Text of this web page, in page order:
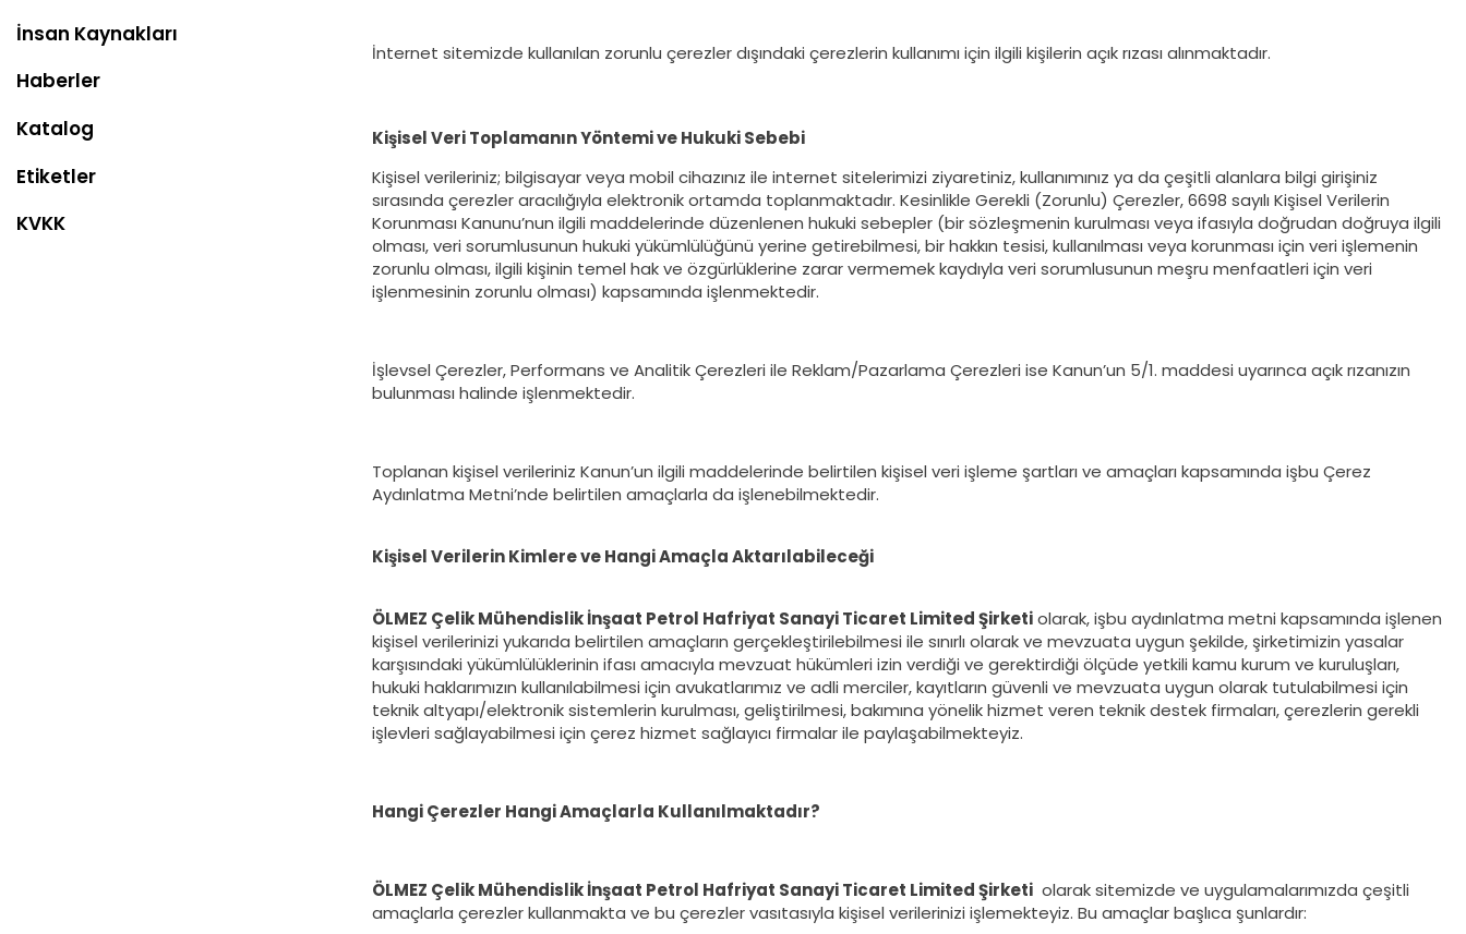
İnsan Kaynakları
Haberler
Katalog
Etiketler
KVKK
İnternet sitemizde kullanılan zorunlu çerezler dışındaki çerezlerin kullanımı için ilgili kişilerin açık rızası alınmaktadır.
Kişisel Veri Toplamanın Yöntemi ve Hukuki Sebebi
Kişisel verileriniz; bilgisayar veya mobil cihazınız ile internet sitelerimizi ziyaretiniz, kullanımınız ya da çeşitli alanlara bilgi girişiniz
sırasında çerezler aracılığıyla elektronik ortamda toplanmaktadır. Kesinlikle Gerekli (Zorunlu) Çerezler, 6698 sayılı Kişisel Verilerin
Korunması Kanunu’nun ilgili maddelerinde düzenlenen hukuki sebepler (bir sözleşmenin kurulması veya ifasıyla doğrudan doğruya ilgili
olması, veri sorumlusunun hukuki yükümlülüğünü yerine getirebilmesi, bir hakkın tesisi, kullanılması veya korunması için veri işlemenin
zorunlu olması, ilgili kişinin temel hak ve özgürlüklerine zarar vermemek kaydıyla veri sorumlusunun meşru menfaatleri için veri
işlenmesinin zorunlu olması) kapsamında işlenmektedir.
İşlevsel Çerezler, Performans ve Analitik Çerezleri ile Reklam/Pazarlama Çerezleri ise Kanun’un 5/1. maddesi uyarınca açık rızanızın
bulunması halinde işlenmektedir.
Toplanan kişisel verileriniz Kanun’un ilgili maddelerinde belirtilen kişisel veri işleme şartları ve amaçları kapsamında işbu Çerez
Aydınlatma Metni’nde belirtilen amaçlarla da işlenebilmektedir.
Kişisel Verilerin Kimlere ve Hangi Amaçla Aktarılabileceği
ÖLMEZ Çelik Mühendislik İnşaat Petrol Hafriyat Sanayi Ticaret Limited Şirketiolarak, işbu aydınlatma metni kapsamında işlenen
kişisel verilerinizi yukarıda belirtilen amaçların gerçekleştirilebilmesi ile sınırlı olarak ve mevzuata uygun şekilde, şirketimizin yasalar
karşısındaki yükümlülüklerinin ifası amacıyla mevzuat hükümleri izin verdiği ve gerektirdiği ölçüde yetkili kamu kurum ve kuruluşları,
hukuki haklarımızın kullanılabilmesi için avukatlarımız ve adli merciler, kayıtların güvenli ve mevzuata uygun olarak tutulabilmesi için
teknik altyapı/elektronik sistemlerin kurulması, geliştirilmesi, bakımına yönelik hizmet veren teknik destek firmaları, çerezlerin gerekli
işlevleri sağlayabilmesi için çerez hizmet sağlayıcı firmalar ile paylaşabilmekteyiz.
Hangi Çerezler Hangi Amaçlarla Kullanılmaktadır?
ÖLMEZ Çelik Mühendislik İnşaat Petrol Hafriyat Sanayi Ticaret Limited Şirketi olarak sitemizde ve uygulamalarımızda çeşitli
amaçlarla çerezler kullanmakta ve bu çerezler vasıtasıyla kişisel verilerinizi işlemekteyiz. Bu amaçlar başlıca şunlardır: